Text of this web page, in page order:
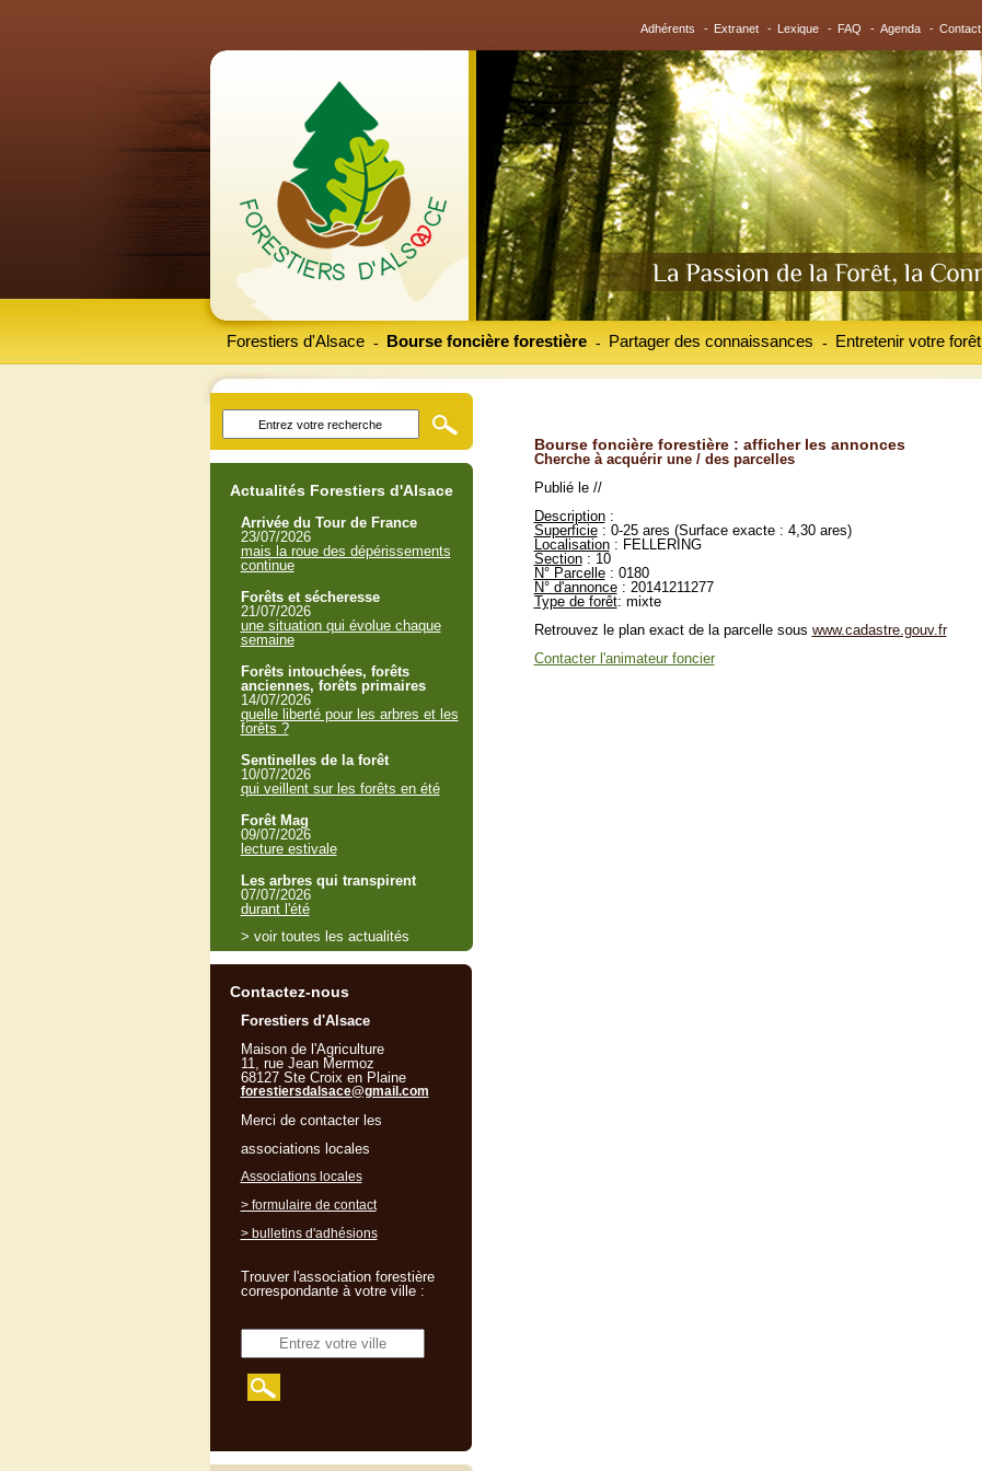
Adhérents - Extranet - Lexique - FAQ - Agenda - Contact
Forestiers d'Alsace Bourse foncière forestière
- Partager des connaissances
- Entretenir votre forêt
-
Bourse foncière forestière : afficher les annonces
Cherche à acquérir une / des parcelles
Publié le //
Description:
Superficie: 0-25 ares (Surface exacte : 4,30 ares)
Localisation: FELLERING
Section: 10
N° Parcelle: 0180
N° d'annonce: 20141211277
Type de forêt: mixte
Retrouvez le plan exact de la parcelle sous www.cadastre.gouv.fr
Contacter l'animateur foncier
Actualités Forestiers d'Alsace
Arrivée du Tour de France
23/07/2026
mais la roue des dépérissements
continue
Forêts et sécheresse
21/07/2026
une situation qui évolue chaque
semaine
Forêts intouchées, forêts
anciennes, forêts primaires
14/07/2026
quelle liberté pour les arbres et les
forêts ?
Sentinelles de la forêt
10/07/2026
qui veillent sur les forêts en été
Forêt Mag
09/07/2026
lecture estivale
Les arbres qui transpirent
07/07/2026
durant l'été
> voir toutes les actualités
Contactez-nous
Forestiers d'Alsace
Maison de l'Agriculture
11, rue Jean Mermoz
68127 Ste Croix en Plaine
forestiersdalsace@gmail.com
Merci de contacter les
associations locales
Associations locales
> formulaire de contact
> bulletins d'adhésions
Trouver l'association forestière
correspondante à votre ville :